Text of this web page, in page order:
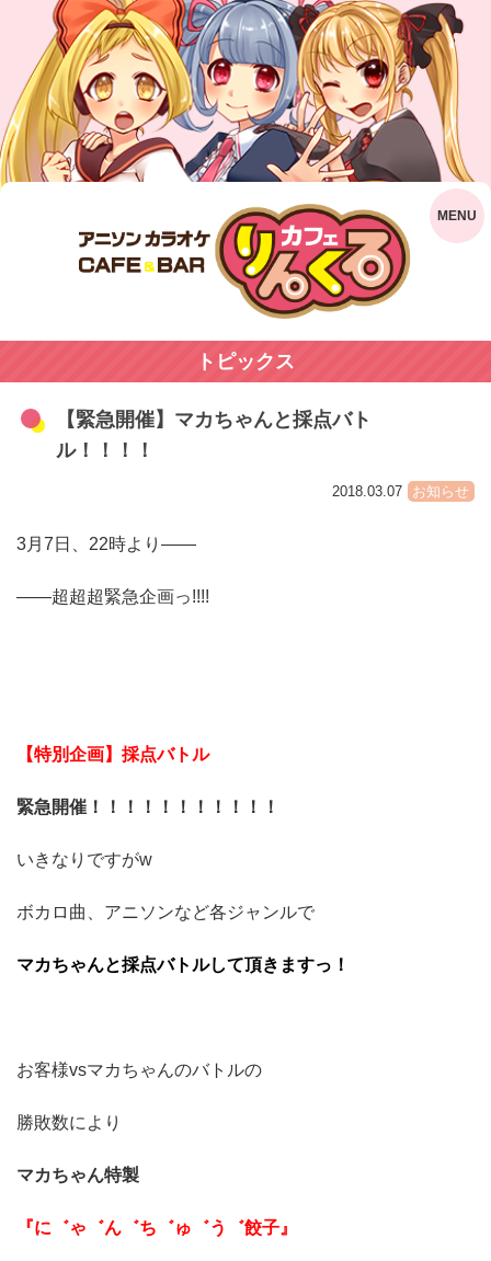
トピックス
【緊急開催】マカちゃんと採点バト
ル！！！！
2018.03.07 お知らせ
3月7日、22時より——
——超超超緊急企画っ!!!!
【特別企画】採点バトル
緊急開催！！！！！！！！！！！
いきなりですがw
ボカロ曲、アニソンなど各ジャンルで
マカちゃんと採点バトルして頂きますっ！
お客様vsマカちゃんのバトルの
勝敗数により
マカちゃん特製
『に゛ゃ゛ん゛ち゛ゅ゛う゛餃子』